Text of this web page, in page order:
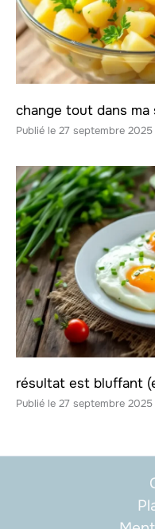
change tout dans ma
27 septembre 2025
résultat est bluffant
27 septembre 2025